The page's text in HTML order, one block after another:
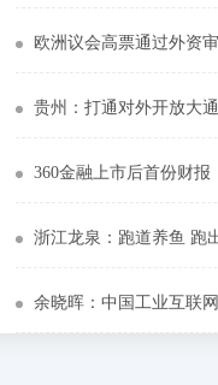
欧洲议会高票通过外资
贵州：打通对外开放大
浙江龙泉：跑道养鱼 跑